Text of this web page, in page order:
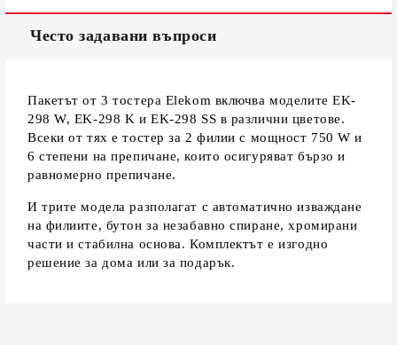
Ние ще се свържем с вас в рамките на работния ден.
Често задавани въпроси
Пакетът от 3 тостера Elekom включва моделите EK-
298 W, EK-298 K и EK-298 SS в различни цветове.
Всеки от тях е тостер за 2 филии с мощност 750 W и
6 степени на препичане, които осигуряват бързо и
равномерно препичане.
И трите модела разполагат с автоматично изваждане
на филиите, бутон за незабавно спиране, хромирани
части и стабилна основа. Комплектът е изгодно
решение за дома или за подарък.